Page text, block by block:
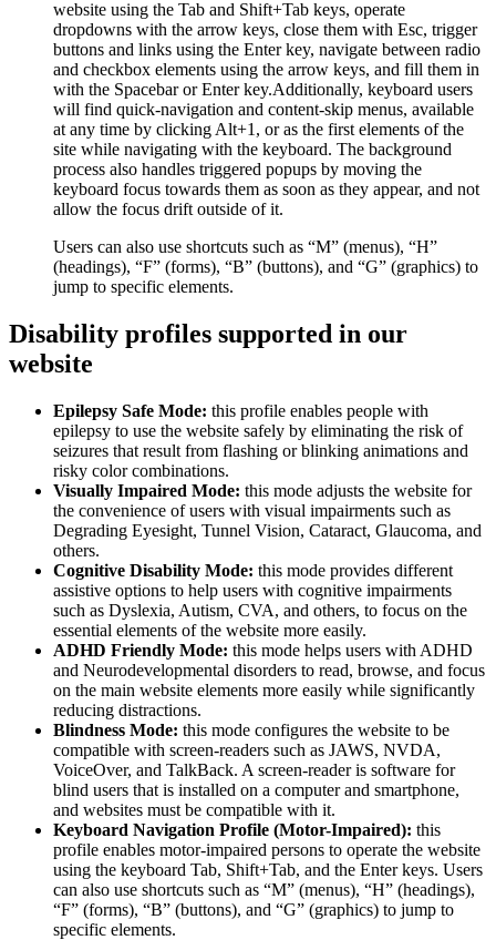
website using the Tab and Shift+Tab keys, operate
dropdowns with the arrow keys, close them with Esc, trigger
buttons and links using the Enter key, navigate between radio
and checkbox elements using the arrow keys, and fill them in
with the Spacebar or Enter key.Additionally, keyboard users
will find quick-navigation and content-skip menus, available
at any time by clicking Alt+1, or as the first elements of the
site while navigating with the keyboard. The background
process also handles triggered popups by moving the
keyboard focus towards them as soon as they appear, and not
allow the focus drift outside of it.
Users can also use shortcuts such as “M” (menus), “H”
(headings), “F” (forms), “B” (buttons), and “G” (graphics) to
jump to specific elements.
Disability profiles supported in our
website
Epilepsy Safe Mode: this profile enables people with
epilepsy to use the website safely by eliminating the risk of
seizures that result from flashing or blinking animations and
risky color combinations.
Visually Impaired Mode: this mode adjusts the website for
the convenience of users with visual impairments such as
Degrading Eyesight, Tunnel Vision, Cataract, Glaucoma, and
others.
Cognitive Disability Mode: this mode provides different
assistive options to help users with cognitive impairments
such as Dyslexia, Autism, CVA, and others, to focus on the
essential elements of the website more easily.
ADHD Friendly Mode: this mode helps users with ADHD
and Neurodevelopmental disorders to read, browse, and focus
on the main website elements more easily while significantly
reducing distractions.
Blindness Mode: this mode configures the website to be
compatible with screen-readers such as JAWS, NVDA,
VoiceOver, and TalkBack. A screen-reader is software for
blind users that is installed on a computer and smartphone,
and websites must be compatible with it.
Keyboard Navigation Profile (Motor-Impaired): this
profile enables motor-impaired persons to operate the website
using the keyboard Tab, Shift+Tab, and the Enter keys. Users
can also use shortcuts such as “M” (menus), “H” (headings),
“F” (forms), “B” (buttons), and “G” (graphics) to jump to
specific elements.